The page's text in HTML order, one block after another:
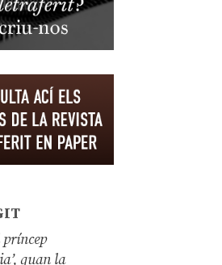
príncep
quan la